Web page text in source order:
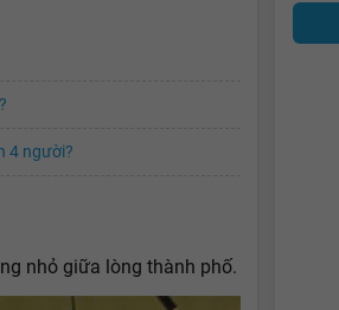
4 người?
nhỏ giữa lòng thành phố.